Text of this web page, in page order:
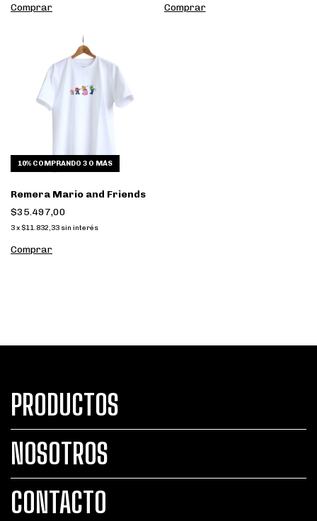
Comprar Comprar
10% COMPRANDO 3 O MÁS
Remera Mario and Friends
$35.497,00
3x $11.832,33 sin interés
Comprar
PRODUCTOS
NOSOTROS
CONTACTO